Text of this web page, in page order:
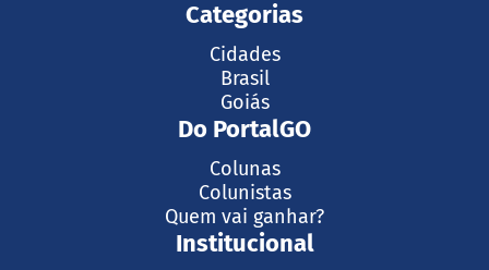
Categorias
Cidades
Brasil
Goiás
Do PortalGO
Colunas
Colunistas
Quem vai ganhar?
Institucional